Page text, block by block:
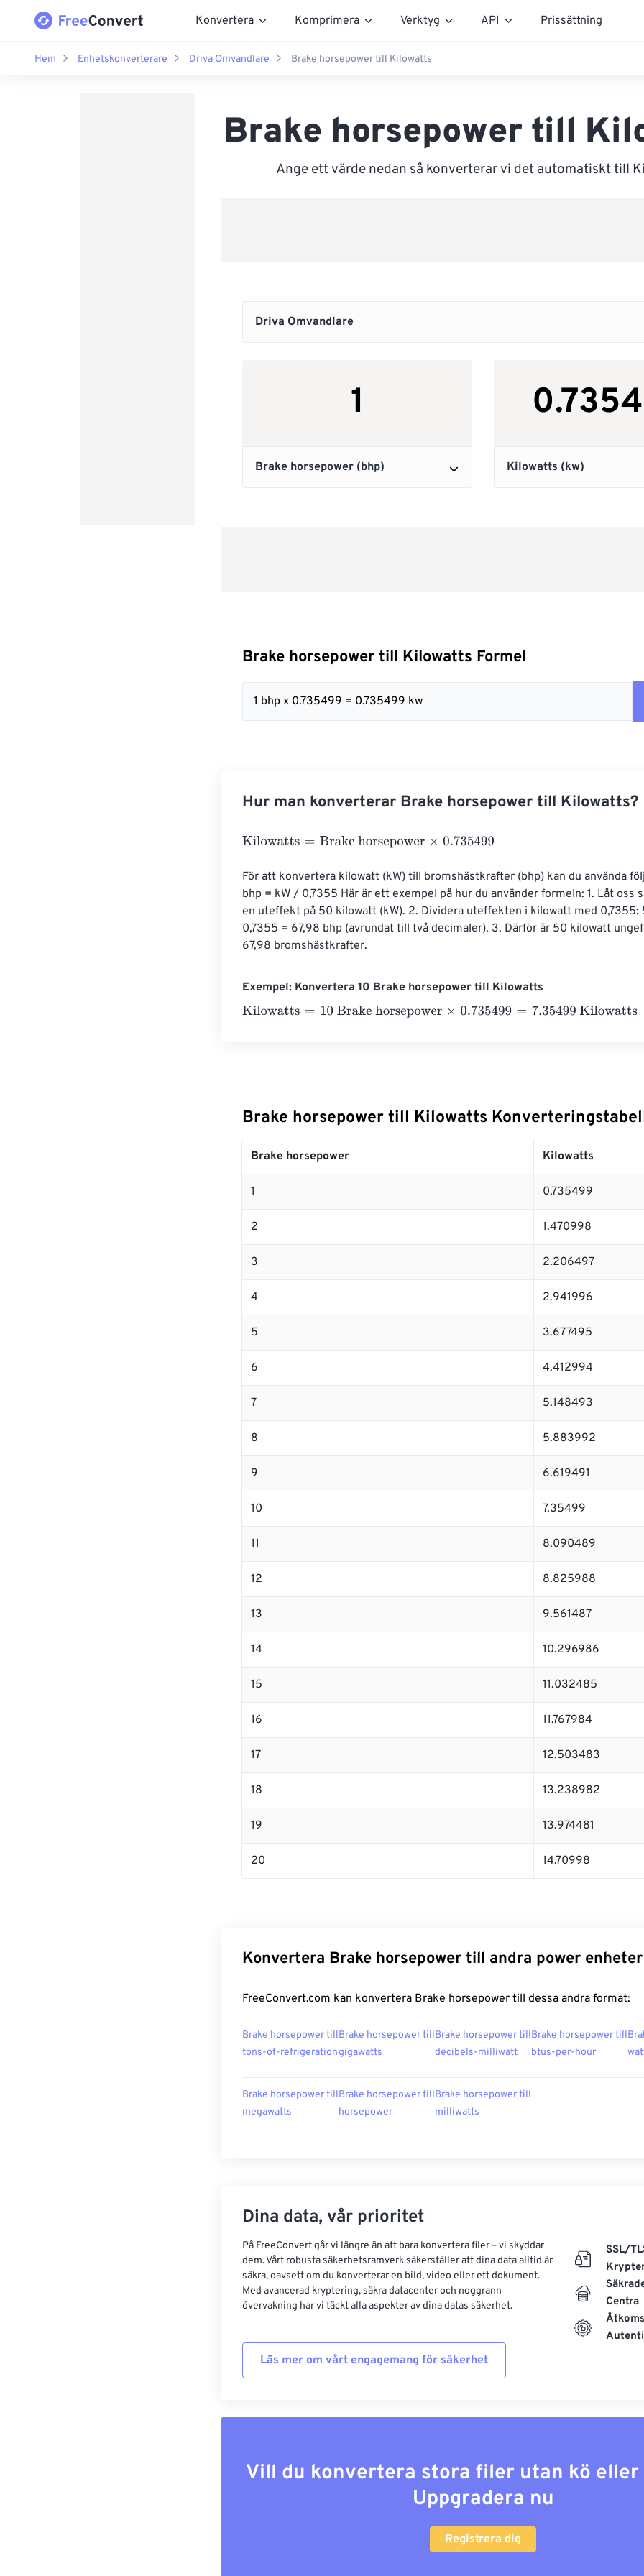
Konvertera Komprimera Verktyg API Prissättning
Hem Enhetskonverterare Driva Omvandlare Brake horsepower till Kilowatts
Brake horsepower till
Ange ett värde nedan så konverterar vi det automatiskt till
Brake horsepower till Kilowatts Formel
1 bhp x 0.735499 = 0.735499 kw
Hur man konverterar Brake horsepower till Kilowatts?
Kilowatts=Brake horsepower×0.735499
För att konvertera kilowatt (kW) till bromshästkrafter (bhp) kan du använda
bhp = kW / 0,7355 Här är ett exempel på hur du använder formeln: 1. Låt oss
en uteffekt på 50 kilowatt (kW). 2. Dividera uteffekten i kilowatt med
0,7355 = 67,98 bhp (avrundat till två decimaler). 3. Därför är 50 kilowatt
67,98 bromshästkrafter.
Exempel: Konvertera 10 Brake horsepower till Kilowatts
Kilowatts=10 Brake horsepower×0.735499=7.35499 Kilowatts
Brake horsepower till Kilowatts
Brake horsepower Kilowatts
1 0.735499
2 1.470998
3 2.206497
4 2.941996
5 3.677495
6 4.412994
7 5.148493
8 5.883992
9 6.619491
10 7.35499
11 8.090489
12 8.825988
13 9.561487
14 10.296986
15 11.032485
16 11.767984
17 12.503483
18 13.238982
19 13.974481
20 14.70998
Konvertera Brake horsepower till andra power enheter
FreeConvert.com kan konvertera Brake horsepower till dessa andra format:
Brake horsepower till
tons-of-refrigeration
Brake horsepower till
gigawatts
Brake horsepower till
decibels-milliwatt
Brake horsepower till
btus-per-hour
Brake horsepower till
megawatts
Brake horsepower till
horsepower
Brake horsepower till
milliwatts
Dina data, vår prioritet
På FreeConvert går vi längre än att bara konvertera filer – vi skyddar
dem. Vårt robusta säkerhetsramverk säkerställer att dina data alltid är
säkra, oavsett om du konverterar en bild, video eller ett dokument.
Med avancerad kryptering, säkra datacenter och noggrann
övervakning har vi täckt alla aspekter av dina datas säkerhet.
Läs mer om vårt engagemang för säkerhet
SSL/
Centra
Vill du konvertera stora filer utan kö eller
Uppgradera nu
Registrera dig